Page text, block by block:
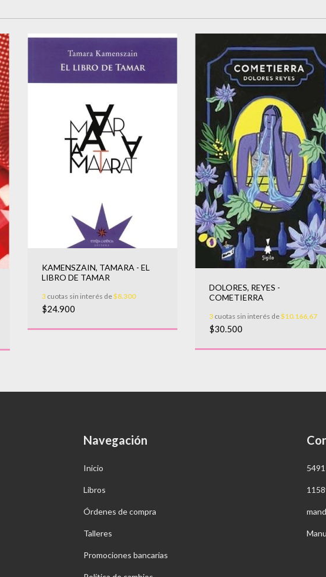
KAMENSZAIN, TAMARA - EL
LIBRO DE TAMAR
3 cuotas sin interés de$8.300
$24.900
DOLORES, REYES -
COMETIERRA
3 cuotas sin interés de$10.166,67
$30.500
Navegación
Inicio
Libros
Órdenes de compra
Talleres
Promociones bancarias